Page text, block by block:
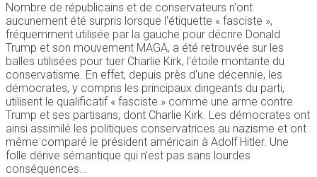
Nombre de républicains et de conservateurs n'ont
aucunement été surpris lorsque l'étiquette « fasciste »,
fréquemment utilisée par la gauche pour décrire Donald
Trump et son mouvement MAGA, a été retrouvée sur les
balles utilisées pour tuer Charlie Kirk, l'étoile montante du
conservatisme. En effet, depuis près d'une décennie, les
démocrates, y compris les principaux dirigeants du parti,
utilisent le qualificatif « fasciste » comme une arme contre
Trump et ses partisans, dont Charlie Kirk. Les démocrates ont
ainsi assimilé les politiques conservatrices au nazisme et ont
même comparé le président américain à Adolf Hitler. Une
folle dérive sémantique qui n’est pas sans lourdes
conséquences…